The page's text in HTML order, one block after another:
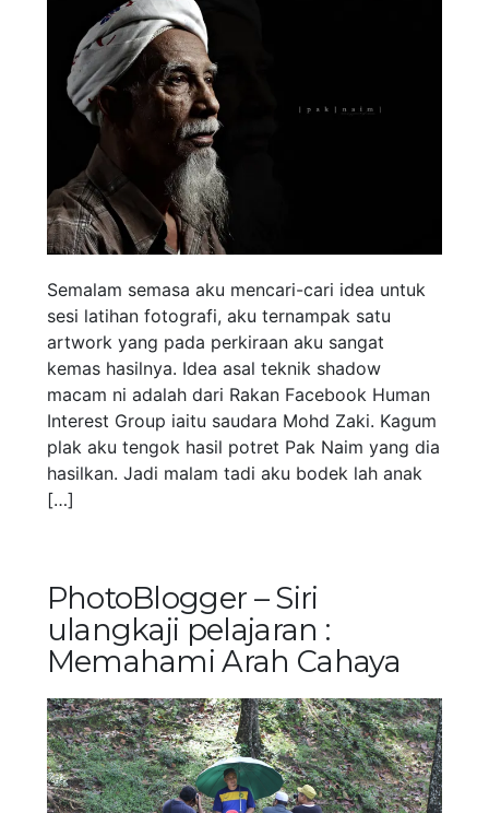
Semalam semasa aku mencari-cari idea untuk
sesi latihan fotografi, aku ternampak satu
artwork yang pada perkiraan aku sangat
kemas hasilnya. Idea asal teknik shadow
macam ni adalah dari Rakan Facebook Human
Interest Group iaitu saudara Mohd Zaki. Kagum
plak aku tengok hasil potret Pak Naim yang dia
hasilkan. Jadi malam tadi aku bodek lah anak
[…]
PhotoBlogger – Siri
ulangkaji pelajaran :
Memahami Arah Cahaya